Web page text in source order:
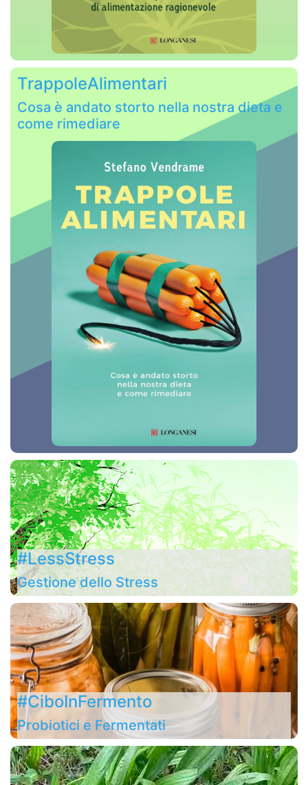
TrappoleAlimentari
Cosa è andato storto nella nostra dieta e
come rimediare
#LessStress
Gestione dello Stress
#CiboInFermento
Probiotici e Fermentati